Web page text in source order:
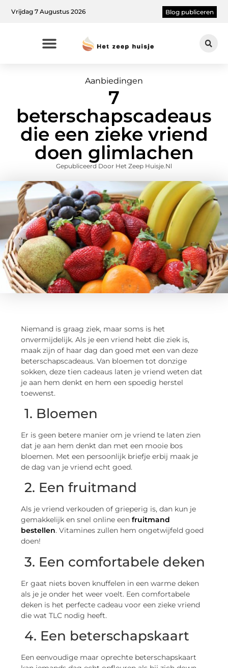
Vrijdag 7 Augustus 2026 Blog publiceren
Aanbiedingen
7
beterschapscadeaus
die een zieke vriend
doen glimlachen
Gepubliceerd Door Het Zeep Huisje.nl
Niemand is graag ziek, maar soms is het
onvermijdelijk. Als je een vriend hebt die ziek is,
maak zijn of haar dag dan goed met een van deze
beterschapscadeaus. Van bloemen tot donzige
sokken, deze tien cadeaus laten je vriend weten dat
je aan hem denkt en hem een spoedig herstel
toewenst.
1. Bloemen
Er is geen betere manier om je vriend te laten zien
dat je aan hem denkt dan met een mooie bos
bloemen. Met een persoonlijk briefje erbij maak je
de dag van je vriend echt goed.
2. Een fruitmand
Als je vriend verkouden of grieperig is, dan kun je
gemakkelijk en snel online eenfruitmand
bestellen. Vitamines zullen hem ongetwijfeld goed
doen!
3. Een comfortabele deken
Er gaat niets boven knuffelen in een warme deken
als je je onder het weer voelt. Een comfortabele
deken is het perfecte cadeau voor een zieke vriend
die wat TLC nodig heeft.
4. Een beterschapskaart
Een eenvoudige maar oprechte beterschapskaart